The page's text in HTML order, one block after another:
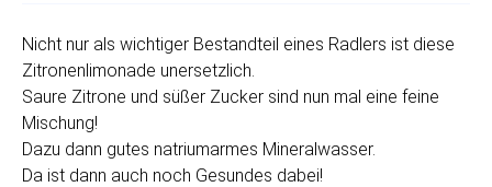
Nicht nur als wichtiger Bestandteil eines Radlers ist diese
Zitronenlimonade unersetzlich.
Saure Zitrone und süßer Zucker sind nun mal eine feine
Mischung!
Dazu dann gutes natriumarmes Mineralwasser.
Da ist dann auch noch Gesundes dabei!